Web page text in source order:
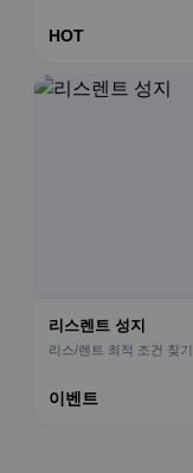
HOT
리스렌트 성지
리스/렌트 최적 조건 찾기
이벤트